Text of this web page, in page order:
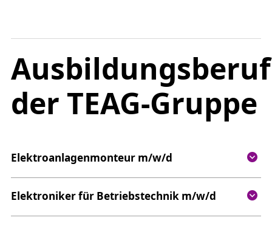
der TEAG-Gruppe
Elektroanlagenmonteur m/w/d
Elektroniker für Betriebstechnik m/w/d